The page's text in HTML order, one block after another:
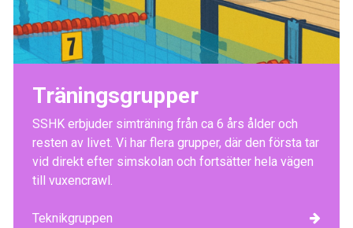
Träningsgrupper
SSHK erbjuder simträning från ca 6 års ålder och
resten av livet. Vi har flera grupper, där den första tar
vid direkt efter simskolan och fortsätter hela vägen
till vuxencrawl.
Teknikgruppen